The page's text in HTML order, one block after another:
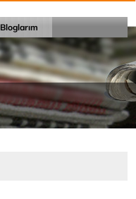
Bloglarım